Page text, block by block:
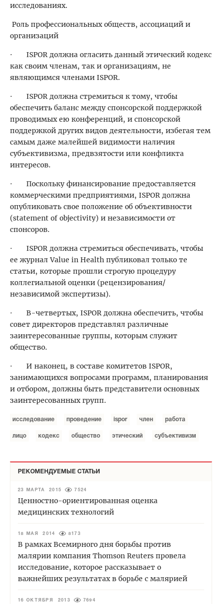
исследованиях.
Роль профессиональных обществ, ассоциаций и
организаций
· ISPOR должна огласить данный этический кодекс
как своим членам, так и организациям, не
являющимся членами ISPOR.
· ISPOR должна стремиться к тому, чтобы
обеспечить баланс между спонсорской поддержкой
проводимых ею конференций, и спонсорской
поддержкой других видов деятельности, избегая тем
самым даже малейшей видимости наличия
субъективизма, предвзятости или конфликта
интересов.
· Поскольку финансирование предоставляется
коммерческими предприятиями, ISPOR должна
опубликовать свое положение об объективности
(statement of objectivity) и независимости от
спонсоров.
· ISPOR должна стремиться обеспечивать, чтобы
ее журнал Value in Health публиковал только те
статьи, которые прошли строгую процедуру
коллегиальной оценки (рецензирования/
независимой экспертизы).
· В-четвертых, ISPOR должна обеспечить, чтобы
совет директоров представлял различные
заинтересованные группы, которым служит
общество.
· И наконец, в составе комитетов ISPOR,
занимающихся вопросами программ, планирования
и отбором, должны быть представители основных
заинтересованных групп.
исследование проведение ispor член работа
лицо кодекс общество этический субъективизм
РЕКОМЕНДУЕМЫЕ СТАТЬИ
23 МАРТА 2015 7524
Ценностно-ориентированная оценка
медицинских технологий
18 МАЯ 2014 8173
В рамках Всемирного дня борьбы против
малярии компания Thomson Reuters провела
исследование, которое рассказывает о
важнейших результатах в борьбе с малярией
16 ОКТЯБРЯ 2013 7694